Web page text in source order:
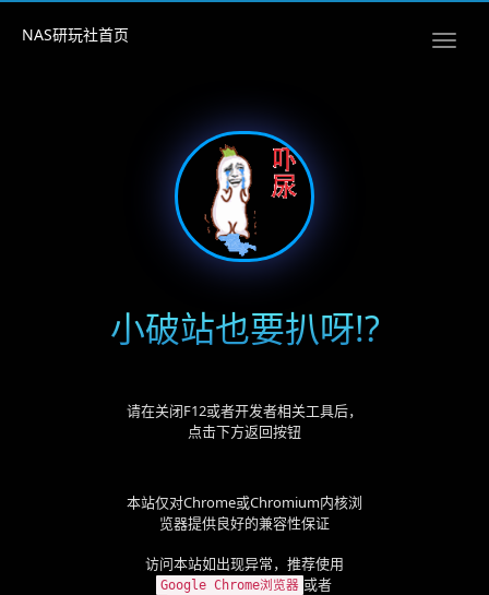
NAS研玩社首页
小破站也要扒呀!?
请在关闭F12或者开发者相关工具后，
点击下方返回按钮
本站仅对Chrome或Chromium内核浏
览器提供良好的兼容性保证
访问本站如出现异常，推荐使用
Google Chrome浏览器 或者